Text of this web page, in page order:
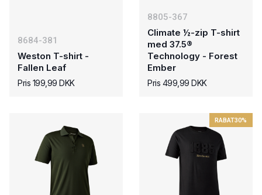
8684-381
Weston T-shirt -
Fallen Leaf
Pris 199,99 DKK
8805-367
Climate ½-zip T-shirt
med 37.5®
Technology - Forest
Ember
Pris 499,99 DKK
RABAT30%